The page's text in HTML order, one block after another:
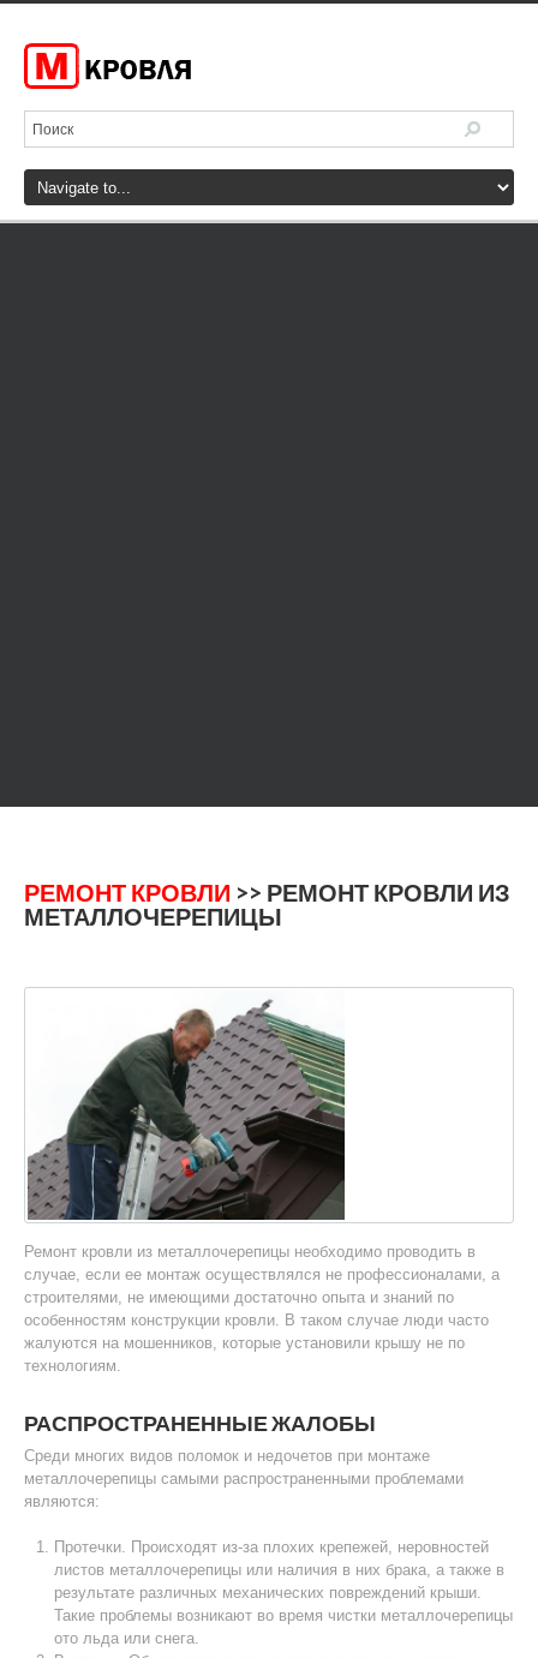
РЕМОНТ КРОВЛИ >> РЕМОНТ КРОВЛИ ИЗ
МЕТАЛЛОЧЕРЕПИЦЫ
Ремонт кровли из металлочерепицы необходимо проводить в
случае, если ее монтаж осуществлялся не профессионалами, а
строителями, не имеющими достаточно опыта и знаний по
особенностям конструкции кровли. В таком случае люди часто
жалуются на мошенников, которые установили крышу не по
технологиям.
РАСПРОСТРАНЕННЫЕ ЖАЛОБЫ
Среди многих видов поломок и недочетов при монтаже
металлочерепицы самыми распространенными проблемами
являются:
Протечки. Происходят из-за плохих крепежей, неровностей
листов металлочерепицы или наличия в них брака, а также в
результате различных механических повреждений крыши.
Такие проблемы возникают во время чистки металлочерепицы
ото льда или снега.